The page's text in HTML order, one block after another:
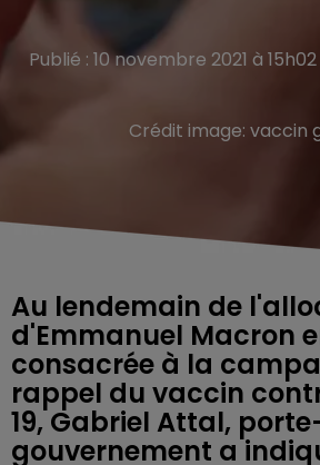
Publié : 10 novembre 2021 à
Crédit image: vaccin
Au lendemain de
d'Emmanuel Macron
consacrée à la
rappel du vaccin
19, Gabriel Attal,
gouvernement a